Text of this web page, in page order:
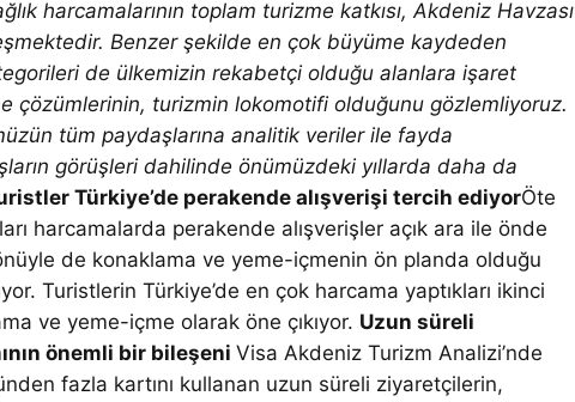
harcamalarının toplam turizme katkısı, Akdeniz Havzası
Benzer şekilde en çok büyüme kaydeden
de ülkemizin rekabetçi olduğu alanlara işaret
çözümlerinin, turizmin lokomotifi olduğunu gözlemliyoruz.
tüm paydaşlarına analitik veriler ile fayda
görüşleri dahilinde önümüzdeki yıllarda daha da
Türkiye’de perakende alışverişi tercih ediyorÖte
harcamalarda perakende alışverişler açık ara ile önde
de konaklama ve yeme-içmenin ön planda olduğu
Turistlerin Türkiye’de en çok harcama yaptıkları ikinci
ve yeme-içme olarak öne çıkıyor. Uzun süreli
önemli bir bileşeniVisa Akdeniz Turizm Analizi’nde
fazla kartını kullanan uzun süreli ziyaretçilerin,